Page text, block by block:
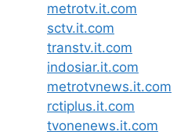
metrotv.it.com
sctv.it.com
transtv.it.com
indosiar.it.com
metrotvnews.it.com
rctiplus.it.com
tvonenews.it.com